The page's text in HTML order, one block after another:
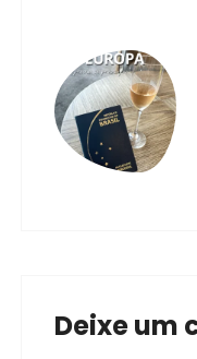
Deixe um